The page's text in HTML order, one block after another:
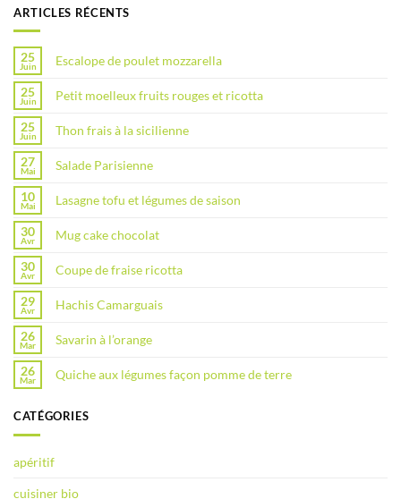
ARTICLES RÉCENTS
25
Juin Escalope de poulet mozzarella
25
Juin Petit moelleux fruits rouges et ricotta
25
Juin Thon frais à la sicilienne
27
Mai Salade Parisienne
10
Mai Lasagne tofu et légumes de saison
30
Avr Mug cake chocolat
30
Avr Coupe de fraise ricotta
29
Avr Hachis Camarguais
26
Mar Savarin à l’orange
26
Mar Quiche aux légumes façon pomme de terre
CATÉGORIES
apéritif
cuisiner bio